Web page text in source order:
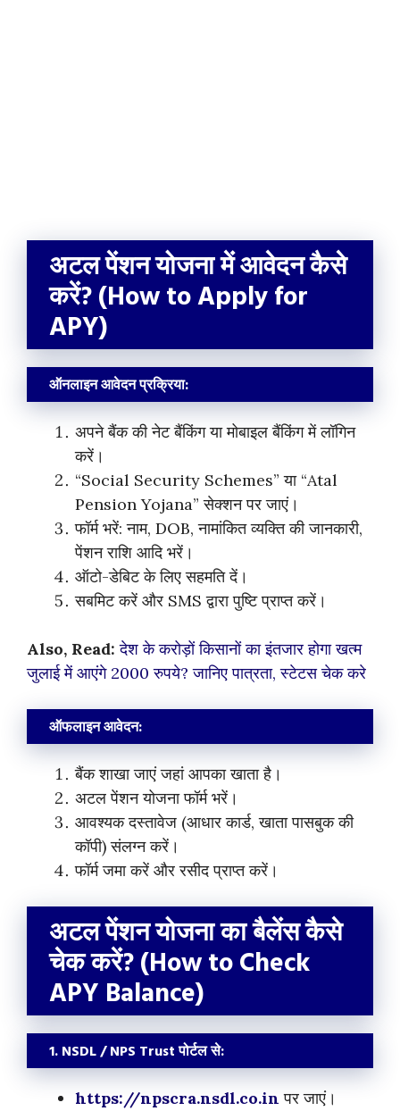
अटल पेंशन योजना में आवेदन कैसे
करें? (How to Apply for
APY)
ऑनलाइन आवेदन प्रक्रिया:
अपने बैंक की नेट बैंकिंग या मोबाइल बैंकिंग में लॉगिन
करें।
“Social Security Schemes” या “Atal
Pension Yojana” सेक्शन पर जाएं।
फॉर्म भरें: नाम, DOB, नामांकित व्यक्ति की जानकारी,
पेंशन राशि आदि भरें।
ऑटो-डेबिट के लिए सहमति दें।
सबमिट करें और SMS द्वारा पुष्टि प्राप्त करें।
Also, Read:देश के करोड़ों किसानों का इंतजार होगा खत्म
जुलाई में आएंगे 2000 रुपये? जानिए पात्रता, स्टेटस चेक करे
ऑफलाइन आवेदन:
बैंक शाखा जाएं जहां आपका खाता है।
अटल पेंशन योजना फॉर्म भरें।
आवश्यक दस्तावेज (आधार कार्ड, खाता पासबुक की
कॉपी) संलग्न करें।
फॉर्म जमा करें और रसीद प्राप्त करें।
अटल पेंशन योजना का बैलेंस कैसे
चेक करें? (How to Check
APY Balance)
1. NSDL / NPS Trust पोर्टल से:
https://npscra.nsdl.co.in पर जाएं।